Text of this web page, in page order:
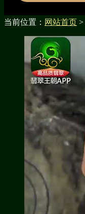
当前位置： 网站首页 >